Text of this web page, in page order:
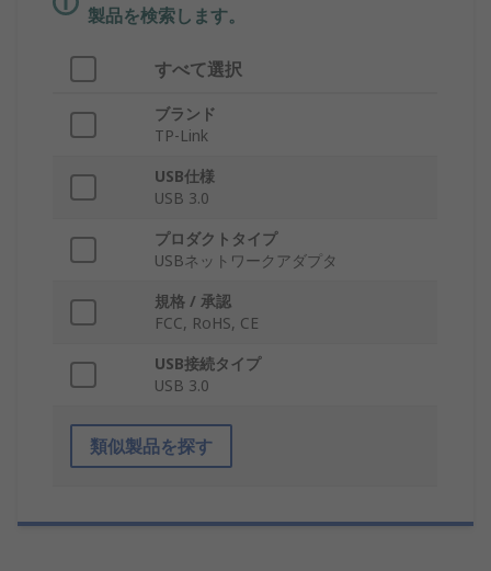
製品を検索します。
すべて選択
ブランド
TP-Link
USB仕様
USB 3.0
プロダクトタイプ
USBネットワークアダプタ
規格 / 承認
FCC, RoHS, CE
USB接続タイプ
USB 3.0
類似製品を探す